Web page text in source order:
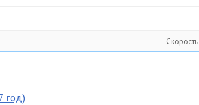
Скорость
год)